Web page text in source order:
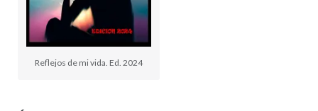
Reflejos de mi vida. Ed. 2024